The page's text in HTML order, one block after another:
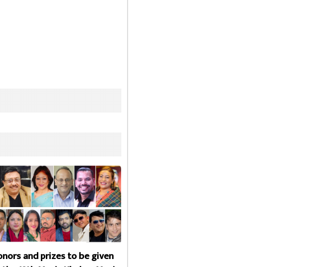
and prizes to be given